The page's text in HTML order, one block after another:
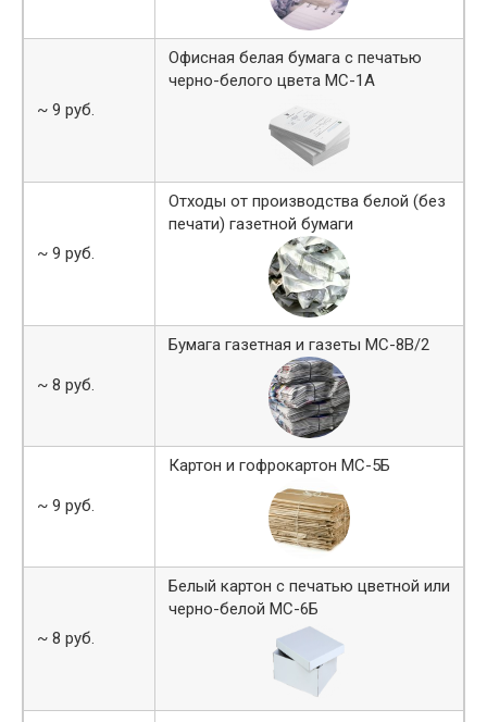
~ 9 руб.
Офисная белая бумага с печатью
черно-белого цвета МС-1А
~ 9 руб.
Отходы от производства белой (без
печати) газетной бумаги
~ 8 руб.
Бумага газетная и газеты МС-8В/2
~ 9 руб.
Картон и гофрокартон МС-5Б
~ 8 руб.
Белый картон с печатью цветной или
черно-белой МС-6Б